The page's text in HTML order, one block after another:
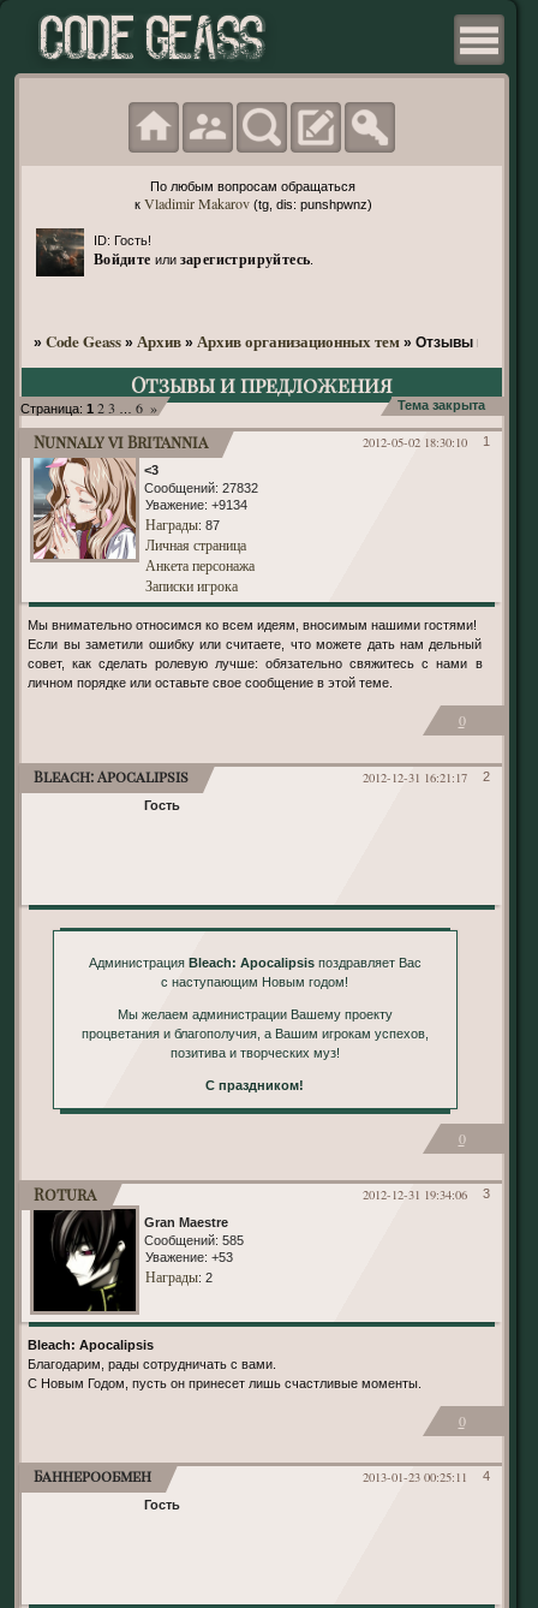
По любым вопросам обращаться
к Vladimir Makarov(tg, dis: punshpwnz)
ID: Гость!
Войдите или зарегистрируйтесь
» Code Geass » Архив » Архив организационных тем » Отзывы и
Отзывы и предложения
Страница: 1 2 3 6 » Тема закрыта
1
2012-05-02 18:30:10
Nunnaly vi Britannia
<3
Сообщений: 27832
Уважение: +9134
Награды: 87
Личная страница
Анкета персонажа
Записки игрока
Мы внимательно относимся ко всем идеям, вносимым нашими гостями!
Если вы заметили ошибку или считаете, что можете дать нам дельный
совет, как сделать ролевую лучше: обязательно свяжитесь с нами в
личном порядке или оставьте свое сообщение в этой теме.
0
2
2012-12-31 16:21:17
Bleach: Apocalipsis
Гость
Администрация Bleach: Apocalipsisпоздравляет Вас
с наступающим Новым годом!
Мы желаем администрации Вашему проекту
процветания и благополучия, а Вашим игрокам успехов,
позитива и творческих муз!
С праздником!
0
3
2012-12-31 19:34:06
Rotura
Gran Maestre
Сообщений: 585
Уважение: +53
Награды: 2
Bleach: Apocalipsis
Благодарим, рады сотрудничать с вами.
С Новым Годом, пусть он принесет лишь счастливые моменты.
0
4
2013-01-23 00:25:11
Баннерообмен
Гость